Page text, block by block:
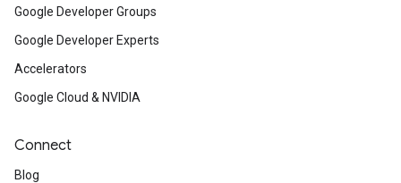
Google Developer Groups
Google Developer Experts
Accelerators
Google Cloud & NVIDIA
Connect
Blog